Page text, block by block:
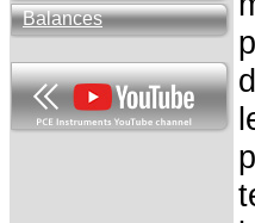
Balances